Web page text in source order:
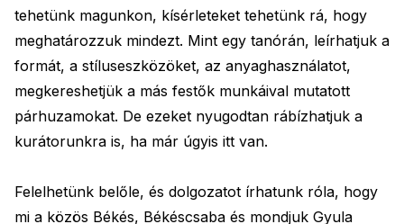
tehetünk magunkon, kísérleteket tehetünk rá, hogy
meghatározzuk mindezt. Mint egy tanórán, leírhatjuk a
formát, a stíluseszközöket, az anyaghasználatot,
megkereshetjük a más festők munkáival mutatott
párhuzamokat. De ezeket nyugodtan rábízhatjuk a
kurátorunkra is, ha már úgyis itt van.
Felelhetünk belőle, és dolgozatot írhatunk róla, hogy
mi a közös Békés, Békéscsaba és mondjuk Gyula